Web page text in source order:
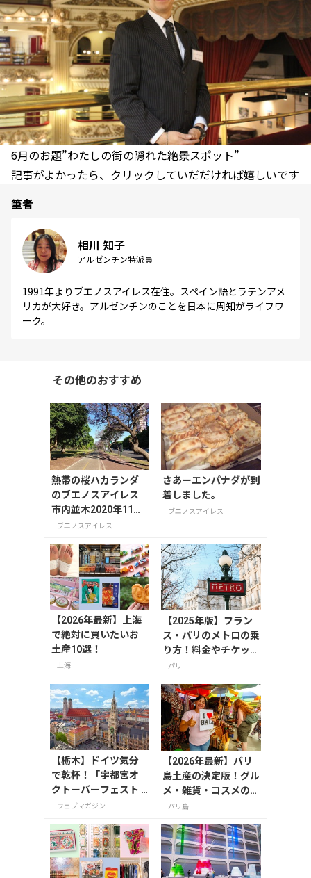
6月のお題”わたしの街の隠れた絶景スポット”
記事がよかったら、クリックしていだだければ嬉しいです
筆者
相川 知子
アルゼンチン特派員
1991年よりブエノスアイレス在住。スペイン語とラテンアメ
リカが大好き。アルゼンチンのことを日本に周知がライフワ
ーク。
その他のおすすめ
熱帯の桜ハカランダ
のブエノスアイレス
市内並木2020年11月
末ブエノスアイレス
さあーエンパナダが到
着しました。
ブエノスアイレス
【2026年最新】上海
で絶対に買いたいお
土産10選！
上海
【2025年版】フラン
ス・パリのメトロの乗
り方！料金やチケット
の種類、注意点を解説
パリ
【栃木】ドイツ気分
で乾杯！「宇都宮オ
クトーバーフェスト L
ight 2026」が8月7日
ウェブマガジン
【2026年最新】バリ
島土産の決定版！グル
メ・雑貨・コスメのお
すすめ20選
バリ島